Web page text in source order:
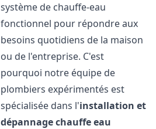
système de chauffe-eau
fonctionnel pour répondre aux
besoins quotidiens de la maison
ou de l'entreprise. C'est
pourquoi notre équipe de
plombiers expérimentés est
spécialisée dans l'installation et
dépannage chauffe eau